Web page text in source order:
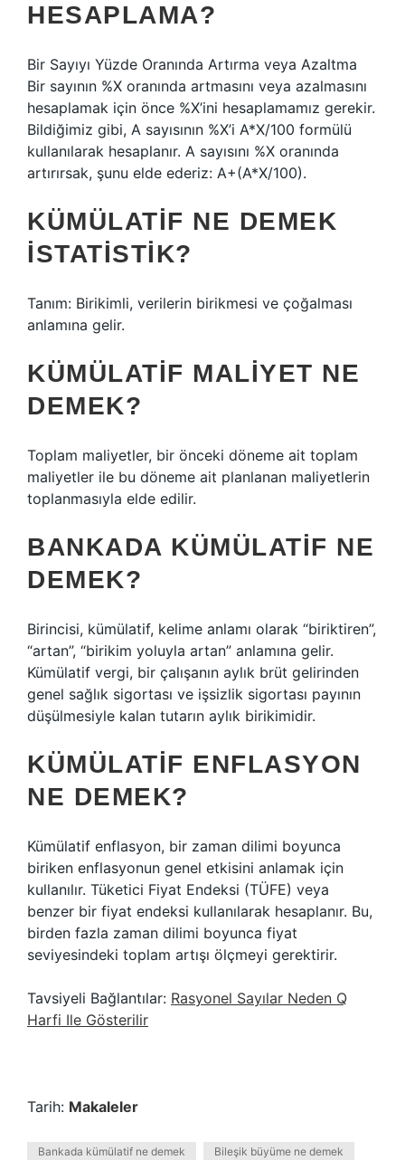
HESAPLAMA?
Bir Sayıyı Yüzde Oranında Artırma veya Azaltma
Bir sayının %X oranında artmasını veya azalmasını
hesaplamak için önce %X’ini hesaplamamız gerekir.
Bildiğimiz gibi, A sayısının %X’i A*X/100 formülü
kullanılarak hesaplanır. A sayısını %X oranında
artırırsak, şunu elde ederiz: A+(A*X/100).
KÜMÜLATIF NE DEMEK
ISTATISTIK?
Tanım: Birikimli, verilerin birikmesi ve çoğalması
anlamına gelir.
KÜMÜLATIF MALIYET NE
DEMEK?
Toplam maliyetler, bir önceki döneme ait toplam
maliyetler ile bu döneme ait planlanan maliyetlerin
toplanmasıyla elde edilir.
BANKADA KÜMÜLATIF NE
DEMEK?
Birincisi, kümülatif, kelime anlamı olarak “biriktiren”,
“artan”, “birikim yoluyla artan” anlamına gelir.
Kümülatif vergi, bir çalışanın aylık brüt gelirinden
genel sağlık sigortası ve işsizlik sigortası payının
düşülmesiyle kalan tutarın aylık birikimidir.
KÜMÜLATIF ENFLASYON
NE DEMEK?
Kümülatif enflasyon, bir zaman dilimi boyunca
biriken enflasyonun genel etkisini anlamak için
kullanılır. Tüketici Fiyat Endeksi (TÜFE) veya
benzer bir fiyat endeksi kullanılarak hesaplanır. Bu,
birden fazla zaman dilimi boyunca fiyat
seviyesindeki toplam artışı ölçmeyi gerektirir.
Tavsiyeli Bağlantılar: Rasyonel Sayılar Neden Q
Harfi Ile Gösterilir
Tarih: Makaleler
Bankada kümülatif ne demek Bileşik büyüme ne demek